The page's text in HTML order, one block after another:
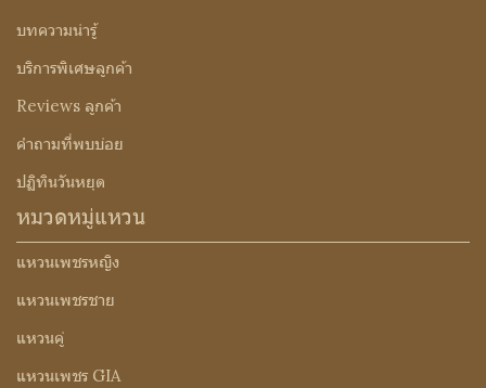
บทความน่ารู้
บริการพิเศษลูกค้า
Reviews ลูกค้า
คำถามที่พบบ่อย
ปฏิทินวันหยุด
หมวดหมู่แหวน
แหวนเพชรหญิง
แหวนเพชรชาย
แหวนคู่
แหวนเพชร GIA